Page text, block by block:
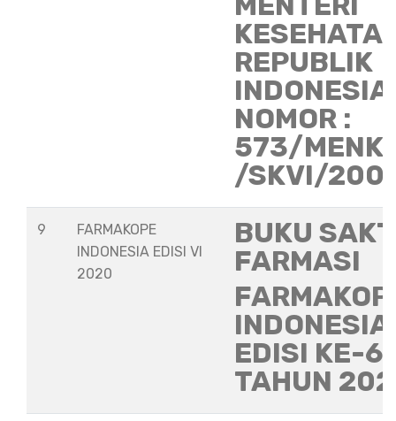
REPUBLIK
INDONESIA
NOMOR :
573/
/SKVI/
9
FARMAKOPE
INDONESIA EDISI VI
2020
BUKU
FARMASI
INDONESIA
EDISI KE-6
TAHUN